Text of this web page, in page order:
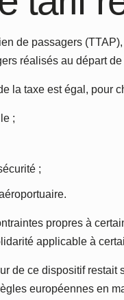
de passagers
réalisés au départ
la taxe est égal, pour
;
;
propres à
applicable à
de ce dispositif
européennes en